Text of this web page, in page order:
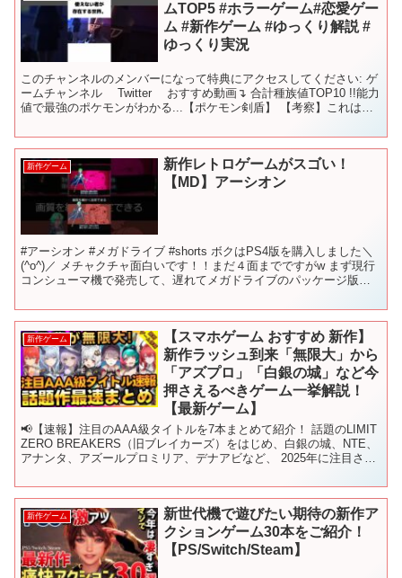
ムTOP5 #ホラーゲーム#恋愛ゲー
ム #新作ゲーム #ゆっくり解説 #
ゆっくり実況
このチャンネルのメンバーになって特典にアクセスしてください: ゲ
ームチャンネル Twitter おすすめ動画↴ 合計種族値TOP10 !!能力
値で最強のポケモンがわかる...【ポケモン剣盾】 【考察】これはヤ
新作ゲーム
新作レトロゲームがスゴい！
【MD】アーシオン
#アーシオン #メガドライブ #shorts ボクはPS4版を購入しました＼
(^o^)／ メチャクチャ面白いです！！まだ４面までですがw まず現行
コンシューマ機で発売して、遅れてメガドライブのパッケージ版を
新作ゲーム
【スマホゲーム おすすめ 新作】
新作ラッシュ到来「無限大」から
「アズプロ」「白銀の城」など今
押さえるべきゲーム一挙解説！
【最新ゲーム】
📢【速報】注目のAAA級タイトルを7本まとめて紹介！ 話題のLIMIT
ZERO BREAKERS（旧ブレイカーズ）をはじめ、白銀の城、NTE、
アナンタ、アズールプロミリア、デナアビなど、 2025年に注目され
新作ゲーム
新世代機で遊びたい期待の新作ア
クションゲーム30本をご紹介！
【PS/Switch/Steam】